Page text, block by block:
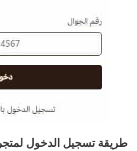
طريقة تسجيل الدخول